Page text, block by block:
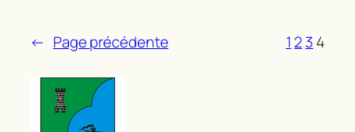
← Page précédente 1 23 4